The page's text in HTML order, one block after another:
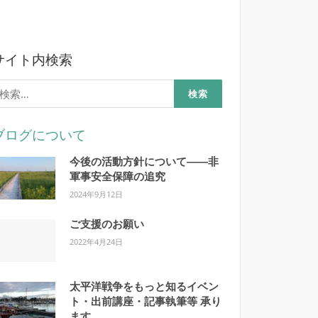
イト内検索
ログについて
今後の活動方針について――非
軍事安全保障の追究
2024年9月12日
ご支援のお願い
2022年4月24日
太平洋戦争をもっと知るイベン
ト・出前講座・記事執筆等 承り